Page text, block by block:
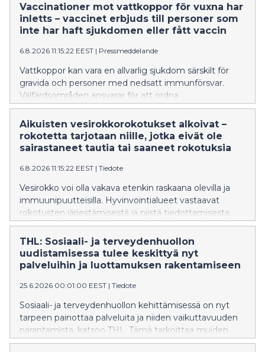
tapahtumista ja webinaareista tapahtumakalenterissa.
https://thl.fi/ajankohtaista/tapahtumat THL:n viestintä
palvelee mediaa arkisin klo 9–16, puh. 029 524 6161,
vammaispalvelulain toimeenpano on
hyvinvointialueiden arvion mukaan sujunut monelta
osin hyvin, ja asiakkaiden osallisuus on toteutunut
erityisesti palvelutarpeen arvioinnissa ja
asiakassuunnitelmien laatimisessa. THL:n raportissa
mutta asiakasprosessien sujuvuuteen, ensisijaisten
palveluiden saatavuuteen ja resurssien riittävyyteen on
edelleen kiinnitettävä huomiota. Seuranta tuo
lisätietoa vuoteen 2027 asti. Lisätiedot
Vaccinationer mot vattkoppor för vuxna har
inletts – vaccinet erbjuds till personer som
inte har haft sjukdomen eller fått vaccin
6.8.2026 11:15:22 EEST | Pressmeddelande
Vattkoppor kan vara en allvarlig sjukdom särskilt för
gravida och personer med nedsatt immunförsvar.
Välfärdsområden ansvarar för att ordna
vaccinationerna och informera om dem regionalt.
Aikuisten vesirokkorokotukset alkoivat –
rokotetta tarjotaan niille, jotka eivät ole
sairastaneet tautia tai saaneet rokotuksia
6.8.2026 11:15:22 EEST | Tiedote
Vesirokko voi olla vakava etenkin raskaana olevilla ja
immuunipuutteisilla. Hyvinvointialueet vastaavat
rokotusten järjestämisestä ja niistä tiedottamisesta
alueellisesti.
THL: Sosiaali- ja terveydenhuollon
uudistamisessa tulee keskittyä nyt
palveluihin ja luottamuksen rakentamiseen
25.6.2026 00:01:00 EEST | Tiedote
Sosiaali- ja terveydenhuollon kehittämisessä on nyt
tarpeen painottaa palveluita ja niiden vaikuttavuuden
parantamista, katsoo THL. Tämä tarkoittaa muiden
muassa sen määrittelyä, minkä laajuisia palveluita